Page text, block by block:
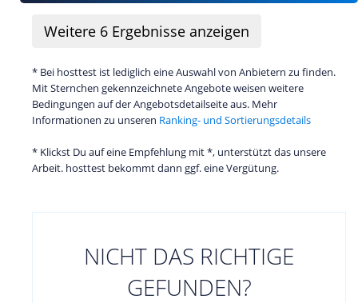
Weitere 6 Ergebnisse anzeigen
* Bei hosttest ist lediglich eine Auswahl von Anbietern zu finden.
Mit Sternchen gekennzeichnete Angebote weisen weitere
Bedingungen auf der Angebotsdetailseite aus. Mehr
Informationen zu unseren Ranking- und Sortierungsdetails
* Klickst Du auf eine Empfehlung mit *, unterstützt das unsere
Arbeit. hosttest bekommt dann ggf. eine Vergütung.
NICHT DAS RICHTIGE
GEFUNDEN?